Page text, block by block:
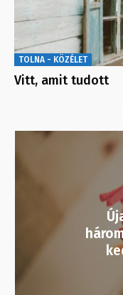
TOLNA - KÖZÉLET
Vitt, amit tudott